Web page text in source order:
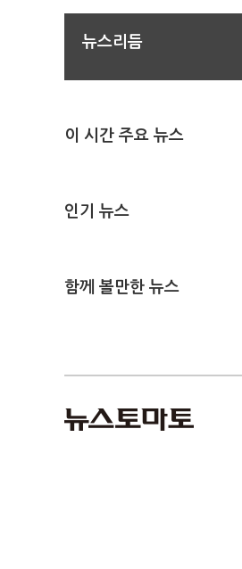
뉴스리듬
이 시간 주요 뉴스
인기 뉴스
함께 볼만한 뉴스